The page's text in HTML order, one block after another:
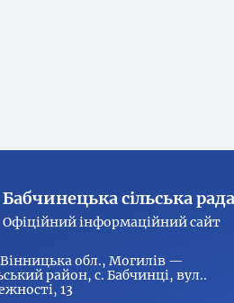
Бабчинецька сільська рада
Офіційний інформаційний сайт
Вінницька обл., Могилів —
район, с. Бабчинці, вул..
13